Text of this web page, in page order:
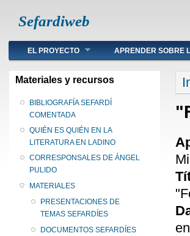
Sefardiweb
Main menu
EL PROYECTO APRENDER SOBRE
Materiales y recursos
BIBLIOGRAFÍA SEFARDÍ
COMENTADA
QUIÉN ES QUIÉN EN LA
LITERATURA EN LADINO
CORRESPONSALES DE ÁNGEL
PULIDO
MATERIALES
PRESENTACIONES DE
TEMAS SEFARDÍES
DOCUMENTOS SEFARDÍES